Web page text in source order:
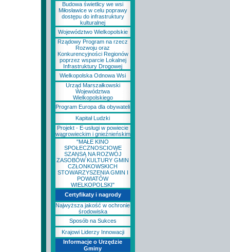
Budowa świetlicy we wsi
Miłosławice w celu poprawy
dostępu do infrastruktury
kulturalnej
Województwo Wielkopolskie
Rządowy Program na rzecz
Rozwoju oraz
Konkurencyjności Regionów
poprzez wsparcie Lokalnej
Infrastruktury Drogowej
Wielkopolska Odnowa Wsi
Urząd Marszałkowski
Województwa
Wielkopolskiego
Program Europa dla obywateli
Kapitał Ludzki
Projekt - E-usługi w powiecie
wągrowieckim i gnieźnieńskim
"MAŁE KINO
SPOŁECZNOSCIOWE
SZANSĄ NA ROZWÓJ
ZASOBÓW KULTURY GMIN
CZŁONKOWSKICH
STOWARZYSZENIA GMIN I
POWIATÓW
WIELKOPOLSKI"
Certyfikaty i nagrody
Najwyższa jakość w ochronie
środowiska
Sposób na Sukces
Krajowi Liderzy Innowacji
Informacje o Urzędzie
Gminy